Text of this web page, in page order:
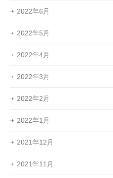
2022年6月
2022年5月
2022年4月
2022年3月
2022年2月
2022年1月
2021年12月
2021年11月